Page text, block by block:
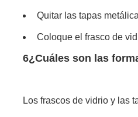
Quitar las tapas
Coloque el frasco de
6¿Cuáles son las
Los frascos de vidrio y las